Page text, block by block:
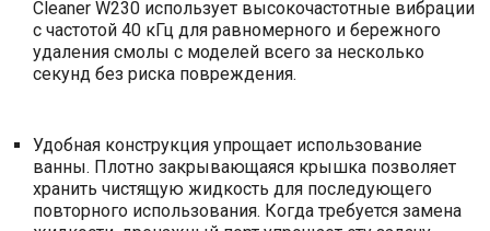
Cleaner W230 использует высокочастотные вибрации
с частотой 40 кГц для равномерного и бережного
удаления смолы с моделей всего за несколько
секунд без риска повреждения.
Удобная конструкция упрощает использование
ванны. Плотно закрывающаяся крышка позволяет
хранить чистящую жидкость для последующего
повторного использования. Когда требуется замена